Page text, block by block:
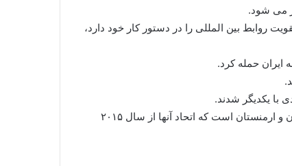
می شود.
روابط بین المللی را در دستور کار خود دارد،
ایران حمله کرد.
دستیابی به توافق تجارت آزاد با ایران یک پیروزی چشمگیر برای اتحادیه اقتصادی اوراسیا شامل روسیه، قزاقستان، بلاروس، گرجستان و ارمنستان است که اتحاد آنها از سال ۲۰۱۵